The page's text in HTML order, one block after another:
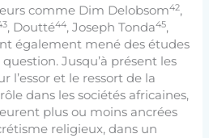
comme Dim Delobsom42,
, Doutté44, Joseph Tonda45,
également mené des études
Jusqu’à présent les
l’essor et le ressort de la
dans les sociétés africaines,
plus ou moins ancrées
religieux, dans un